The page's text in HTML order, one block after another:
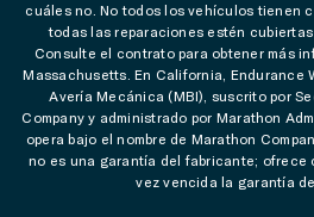
cuáles no. No todos los vehículos tienen
todas las reparaciones estén cubiertas
Consulte el contrato para obtener más
Massachusetts. En California, Endurance
Avería Mecánica (MBI), suscrito por
Company y administrado por Marathon
opera bajo el nombre de Marathon
no es una garantía del fabricante; ofrece
vez vencida la garantía